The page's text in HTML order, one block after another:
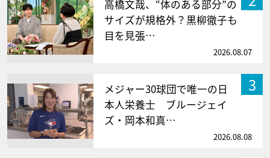
高橋文哉、“体のある部分”の
サイズが規格外？黒柳徹子も
目を見張…
2026.08.07
3
メジャー30球団で唯一の日
本人栄養士 ブルージェイ
ズ・岡本和真…
2026.08.08